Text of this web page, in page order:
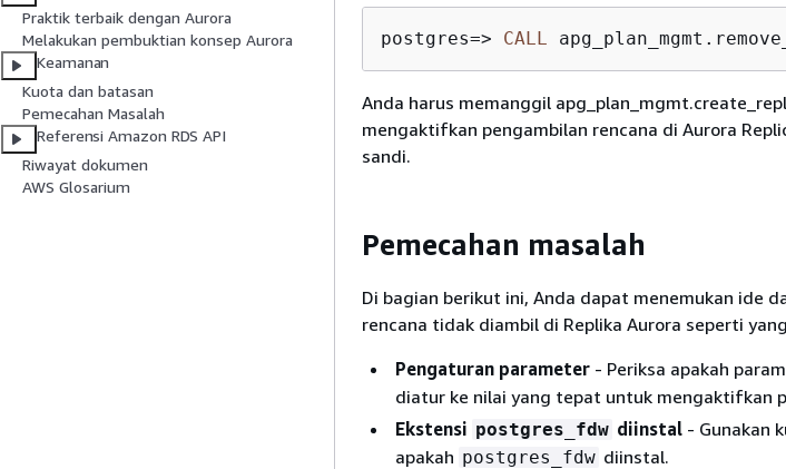
Praktik terbaik dengan Aurora
Melakukan pembuktian konsep Aurora
Keamanan
Kuota dan batasan
Pemecahan Masalah
Referensi Amazon RDS API
Riwayat dokumen
AWS Glosarium
postgres=> CALL
Anda harus memanggil
mengaktifkan pengambilan rencana di Aurora
sandi.
Pemecahan masalah
Di bagian berikut ini, Anda dapat menemukan ide
rencana tidak diambil di Replika Aurora seperti
Pengaturan parameter - Periksa apakah
diatur ke nilai yang tepat untuk mengaktifkan
Ekstensi postgres_fdw diinstal - Gunakan
apakah postgres_fdw diinstal.